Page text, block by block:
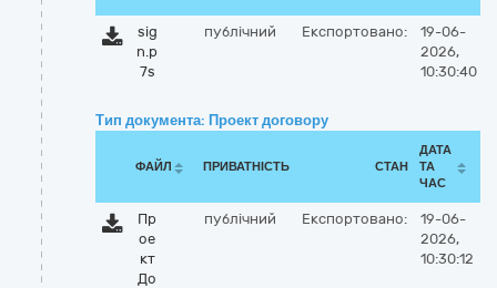
sig
n.p
7s
публічний Експортовано:
19-06-
2026,
10:30:40
Тип документа: Проект договору
ФАЙЛ ПРИВАТНІСТЬ СТАН
ДАТА
ТА
ЧАС
Пр
ое
кт
До
публічний Експортовано:
19-06-
2026,
10:30:12